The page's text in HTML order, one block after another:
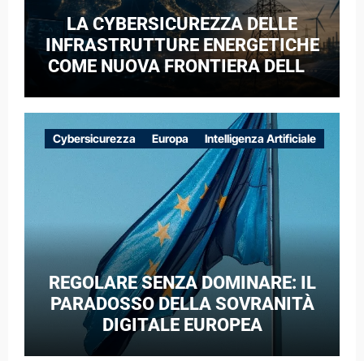
LA CYBERSICUREZZA DELLE
INFRASTRUTTURE ENERGETICHE
COME NUOVA FRONTIERA DELLA
CASO DELLE RETI ELETTRICHE
EUROPEE NEL CONTESTO DELLA
GUERRA IBRIDA
Cybersicurezza Europa Intelligenza Artificiale
REGOLARE SENZA DOMINARE: IL
PARADOSSO DELLA SOVRANITÀ
DIGITALE EUROPEA